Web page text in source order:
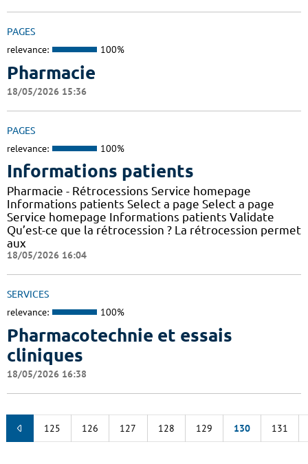
PAGES
relevance: 100%
Pharmacie
18/05/2026 15:36
PAGES
relevance: 100%
Informations patients
Pharmacie - Rétrocessions Service homepage
Informations patients Select a page Select a page
Service homepage Informations patients Validate
Qu’est-ce que la rétrocession ? La rétrocession permet
aux
18/05/2026 16:04
SERVICES
relevance: 100%
Pharmacotechnie et essais
cliniques
18/05/2026 16:38
125 126 127 128 129 130 131